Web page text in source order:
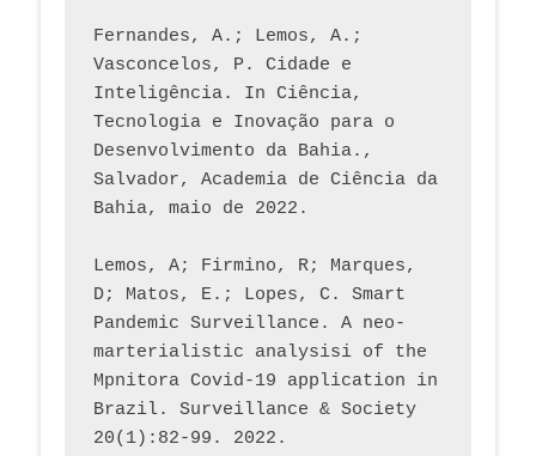
Fernandes, A.; Lemos, A.;
Vasconcelos, P. Cidade e
Inteligência. In Ciência,
Tecnologia e Inovação para o
Desenvolvimento da Bahia.,
Salvador, Academia de Ciência da
Bahia, maio de 2022.
Lemos, A; Firmino, R; Marques,
D; Matos, E.; Lopes, C. Smart
Pandemic Surveillance. A neo-
marterialistic analysisi of the
Mpnitora Covid-19 application in
Brazil. Surveillance & Society
20(1):82-99. 2022.